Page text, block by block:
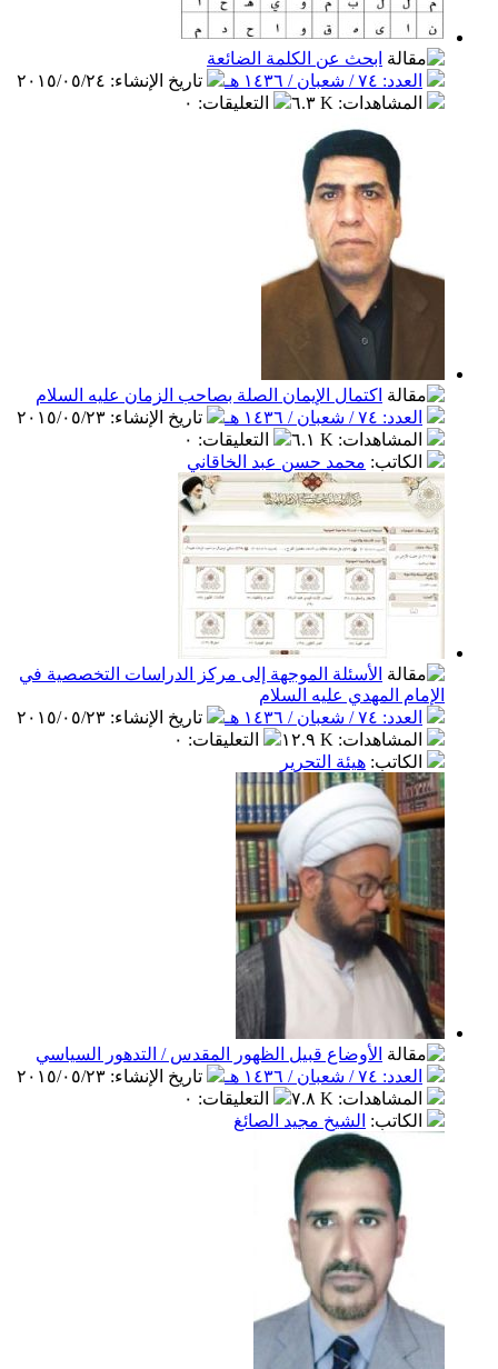
ابحث عن الكلمة الضائعة
العدد: ٧٤ / شعبان / ١٤٣٦ هـ
تاريخ الإنشاء: ٢٠١٥/٠٥/٢٤
المشاهدات: ٦.٣ K التعليقات: ٠
اكتمال الإيمان الصلة بصاحب الزمان عليه السلام
العدد: ٧٤ / شعبان / ١٤٣٦ هـ
تاريخ الإنشاء: ٢٠١٥/٠٥/٢٣
المشاهدات: ٦.١ K التعليقات: ٠
الكاتب: محمد حسن عبد الخاقاني
الأسئلة الموجهة إلى مركز الدراسات التخصصية في
الإمام المهدي عليه السلام
العدد: ٧٤ / شعبان / ١٤٣٦ هـ
تاريخ الإنشاء: ٢٠١٥/٠٥/٢٣
المشاهدات: ١٢.٩ K التعليقات: ٠
الكاتب: هيئة التحرير
الأوضاع قبيل الظهور المقدس / التدهور السياسي
العدد: ٧٤ / شعبان / ١٤٣٦ هـ
تاريخ الإنشاء: ٢٠١٥/٠٥/٢٣
المشاهدات: ٧.٨ K التعليقات: ٠
الكاتب: الشيخ مجيد الصائغ